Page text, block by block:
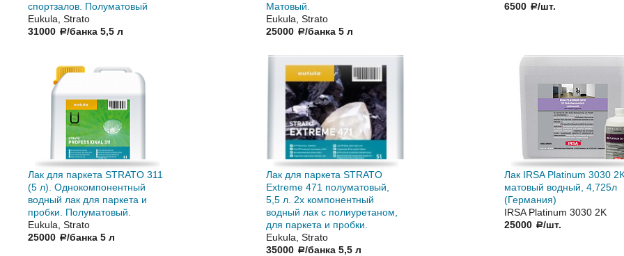
спортзалов. Полуматовый
Eukula, Strato
31000 a/банка 5,5 л
Матовый.
Eukula, Strato
25000 a/банка 5 л
6500 a/шт.
Лак для паркета STRATO 311
(5 л). Однокомпонентный
водный лак для паркета и
пробки. Полуматовый.
Eukula, Strato
25000 a/банка 5 л
Лак для паркета STRATO
Extreme 471 полуматовый,
5,5 л. 2х компонентный
водный лак с полиуретаном,
для паркета и пробки.
Eukula, Strato
35000 a/банка 5,5 л
Лак IRSA Platinum 3030
матовый водный, 4,725л
(Германия)
IRSA Platinum 3030 2K
25000 a/шт.